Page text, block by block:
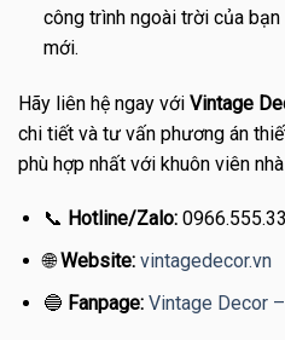
công trình ngoài trời của
mới.
Hãy liên hệ ngay với Vintage
chi tiết và tư vấn phương án
phù hợp nhất với khuôn viên
📞 Hotline/Zalo:
🌐Website: vintagedecor.vn
🔵 Fanpage: Vintage Decor